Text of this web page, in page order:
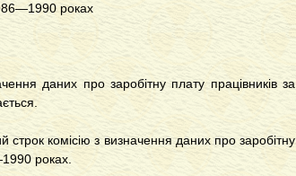
роках
даних про заробітну плату працівників за
строк комісію з визначення даних про заробітну
роках.